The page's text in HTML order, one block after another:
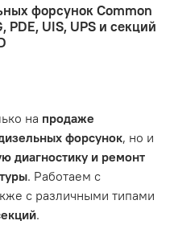
информации: позиции
компанией,
ваш автомобиль
и что вы, как клиент,
обслуживания и
правил
автомобиля. Если у вас
системой,
ситуации и предложим
вызвана одним из
мы не сможем
форсунок Common
PDE, UIS, UPS и секций
на продаже
форсунок, но и
диагностику и ремонт
. Работаем с
с различными типами
.